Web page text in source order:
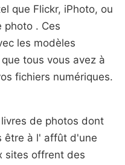
que Flickr, iPhoto, ou
photo . Ces
les modèles
tous vous avez à
fichiers numériques.
de photos dont
être à l' affût d'une
sites offrent des